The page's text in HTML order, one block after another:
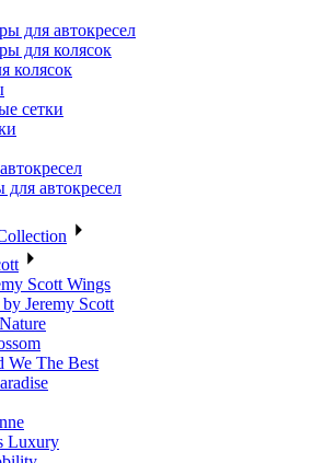
для автокресел
для колясок
колясок
сетки
автокресел
Scott Wings
Jeremy Scott
We The Best
Luxury